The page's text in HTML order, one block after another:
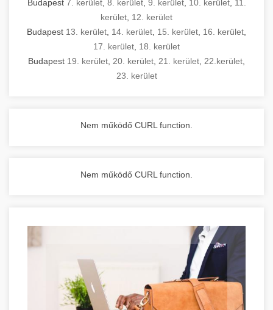
Budapest 7. kerület, 8. kerület, 9. kerület, 10. kerület, 11.
kerület 12. kerület
Budapest 13. kerület 14. kerület 15. kerület 16. kerület
17. kerület 18. kerület
Budapest 19. kerület 20. kerület 21. kerület 22.kerület
23. kerület
Nem működő CURL function.
Nem működő CURL function.